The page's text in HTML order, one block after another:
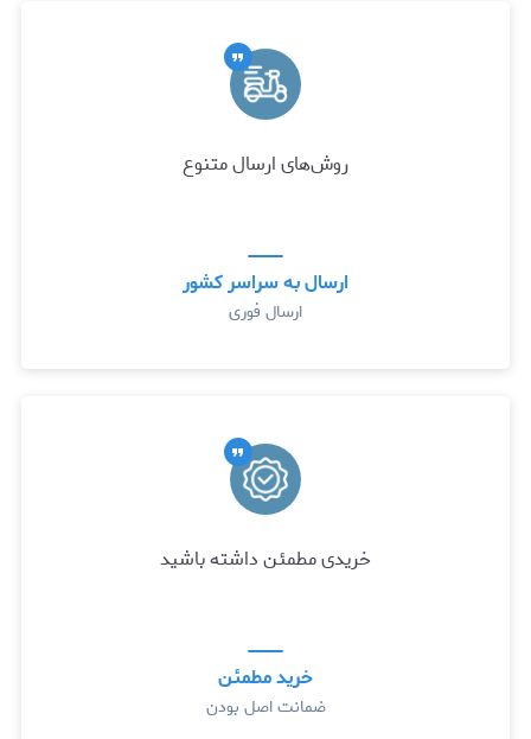
روش‌های ارسال متنوع
ارسال به سراسر کشور
ارسال فوری
خریدی مطمئن داشته باشید
خرید مطمئن
ضمانت اصل بودن